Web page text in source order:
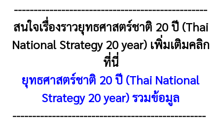
-------------------------------------------------
สนใจเรื่องราวยุทธศาสตร์ชาติ 20 ปี (Thai
National Strategy 20 year) เพิ่มเติมคลิก
ที่นี่
ยุทธศาสตร์ชาติ 20 ปี (Thai National
Strategy 20 year) รวมข้อมูล
-------------------------------------------------